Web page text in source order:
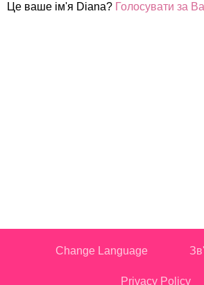
Це ваше ім'я Diana? Голосувати за
Change Language
Privacy Policy